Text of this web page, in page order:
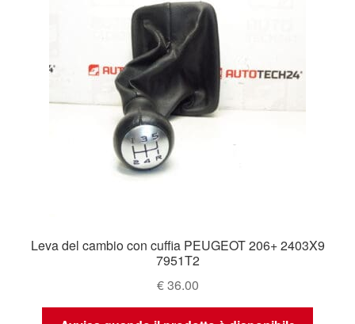
Leva del cambio con cuffia PEUGEOT 206+ 2403X9
7951T2
€36.00